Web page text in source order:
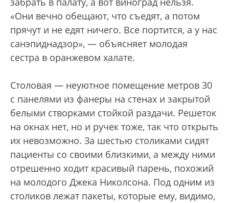
«Они вечно обещают, что съедят, а потом
прячут и не едят ничего. Все портится, а у нас
санэпиднадзор», — объясняет молодая
сестра в оранжевом халате.
Столовая — неуютное помещение метров 30
с панелями из фанеры на стенах и закрытой
белыми створками стойкой раздачи. Решеток
на окнах нет, но и ручек тоже, так что открыть
их невозможно. За шестью столиками сидят
пациенты со своими близкими, а между ними
отрешенно ходит красивый парень, похожий
на молодого Джека Николсона. Под одним из
столиков лежат пакеты, которые ему, видимо,